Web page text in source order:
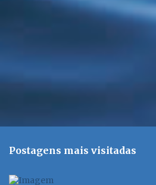
Postagens mais visitadas